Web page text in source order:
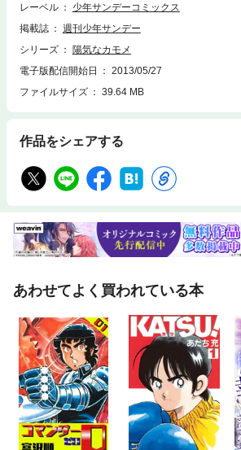
レーベル
少年サンデーコミックス
掲載誌
週刊少年サンデー
シリーズ
陽気なカモメ
電子版配信開始日
2013/05/27
ファイルサイズ
39.64 MB
作品をシェアする
あわせてよく買われている本